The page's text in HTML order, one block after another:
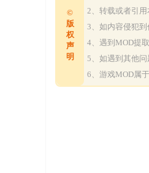
©
版
权
声
明
2、转载或者引用
3、如内容侵犯
4、遇到MOD提
5、如遇到其他
6、游戏MOD属